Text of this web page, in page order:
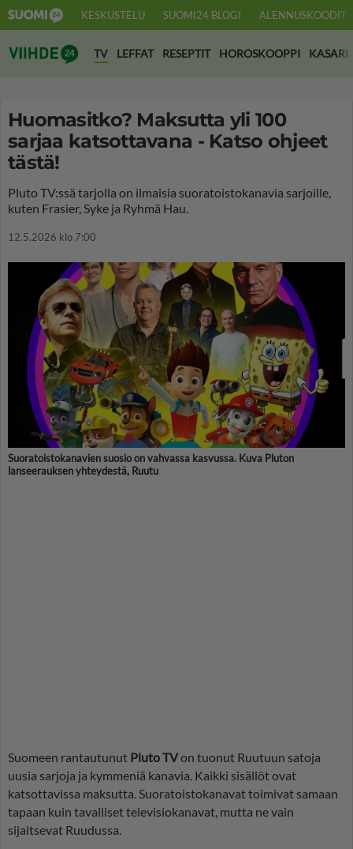
KESKUSTELU SUOMI24 BLOGI ALENNUSKOODIT
Suomi24 Viihde
TV LEFFAT RESEPTIT HOROSKOOPPI KASARI
Huomasitko? Maksutta yli 100
sarjaa katsottavana - Katso ohjeet
tästä!
Pluto TV:ssä tarjolla on ilmaisia suoratoistokanavia sarjoille,
kuten Frasier, Syke ja Ryhmä Hau.
12.5.2026 klo 7:00
Suoratoistokanavien suosio on vahvassa kasvussa. Kuva Pluton
lanseerauksen yhteydestä, Ruutu
Suomeen rantautunut Pluto TVon tuonut Ruutuun satoja
uusia sarjoja ja kymmeniä kanavia. Kaikki sisällöt ovat
katsottavissa maksutta. Suoratoistokanavat toimivat samaan
tapaan kuin tavalliset televisiokanavat, mutta ne vain
sijaitsevat Ruudussa.